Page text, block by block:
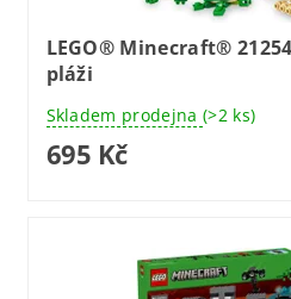
LEGO® Minecraft®
pláži
Skladem prodejna (>2 ks)
695 Kč